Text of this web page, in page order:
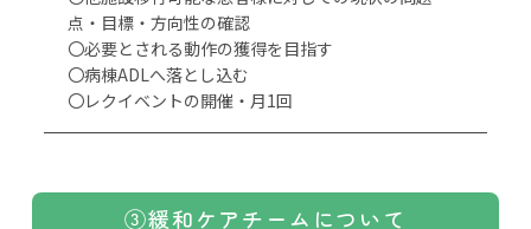
点・目標・方向性の確認
〇必要とされる動作の獲得を目指す
〇病棟ADLへ落とし込む
〇レクイベントの開催・月1回
③緩和ケアチームについて